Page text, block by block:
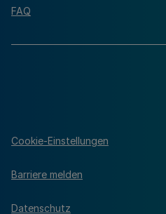
FAQ
Cookie-Einstellungen
Barriere melden
Datenschutz